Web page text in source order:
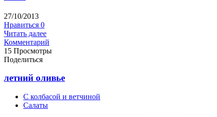
27/10/2013
Нравиться 0
Читать далее
Комментарий
15 Просмотры
Поделиться
летний оливье
С колбасой и ветчиной
Салаты